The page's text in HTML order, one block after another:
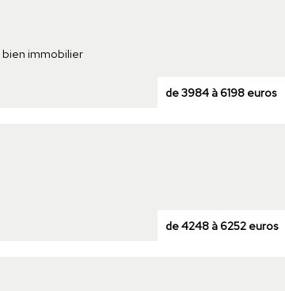
immobilier
de 3984 à 6198 euros
de 4248 à 6252 euros